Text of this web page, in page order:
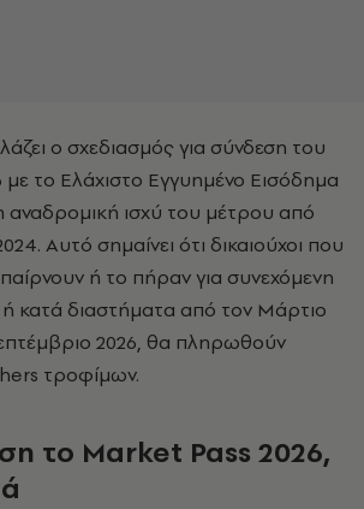
ο σχεδιασμός για σύνδεση του
το Ελάχιστο Εγγυημένο Εισόδημα
ισχύ του μέτρου από
Αυτό σημαίνει ότι δικαιούχοι που
ή το πήραν για συνεχόμενη
κατά διαστήματα από τον Μάρτιο
2026, θα πληρωθούν
τροφίμων.
το Market Pass 2026,